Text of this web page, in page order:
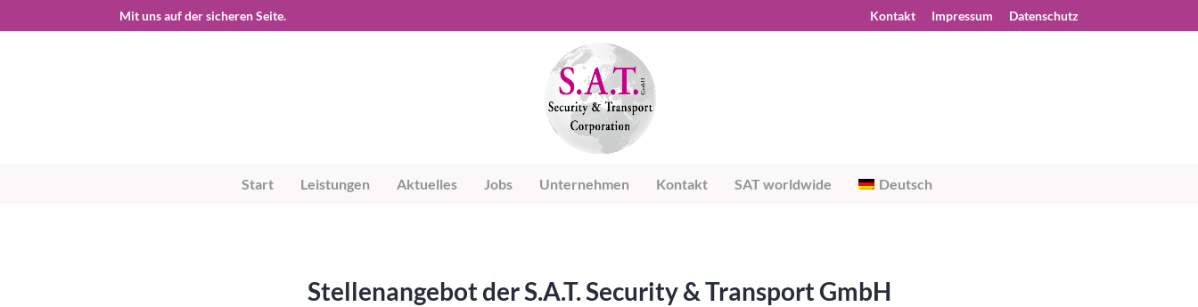
Kontakt Impressum Datenschutz
Start Leistungen Aktuelles Jobs Unternehmen Kontakt SAT worldwide Deutsch
Stellenangebot der S.A.T. Security & Transport GmbH